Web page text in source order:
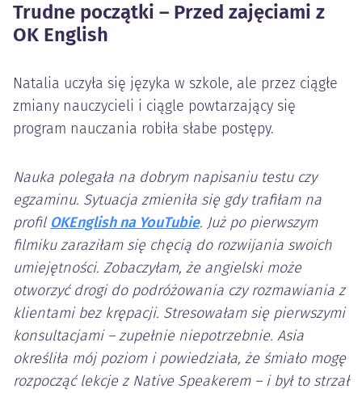
Trudne początki – Przed zajęciami z
OK English
Natalia uczyła się języka w szkole, ale przez ciągłe
zmiany nauczycieli i ciągle powtarzający się
program nauczania robiła słabe postępy.
Nauka polegała na dobrym napisaniu testu czy
egzaminu. Sytuacja zmieniła się gdy trafiłam na
profil OKEnglish na YouTubie. Już po pierwszym
filmiku zaraziłam się chęcią do rozwijania swoich
umiejętności. Zobaczyłam, że angielski może
otworzyć drogi do podróżowania czy rozmawiania z
klientami bez krępacji. Stresowałam się pierwszymi
konsultacjami – zupełnie niepotrzebnie. Asia
określiła mój poziom i powiedziała, że śmiało mogę
rozpocząć lekcje z Native Speakerem – i był to strzał